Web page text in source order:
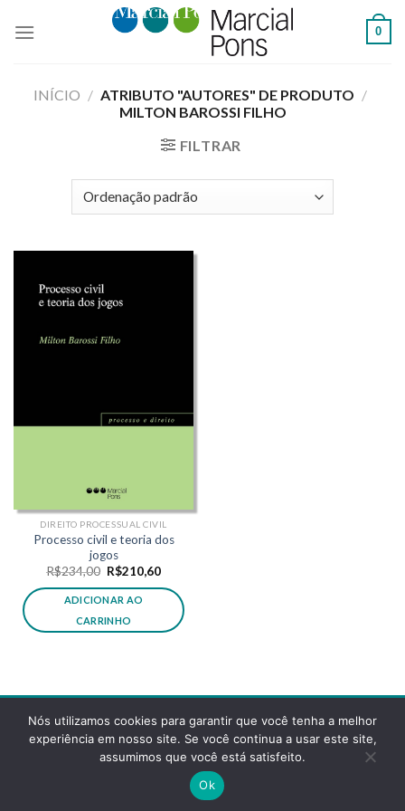
0
INÍCIO / ATRIBUTO "AUTORES" DE PRODUTO /
MILTON BAROSSI FILHO
FILTRAR
DIREITO PROCESSUAL CIVIL
Processo civil e teoria dos
jogos
R$234,00 O
original
era:
R$234,00.
R$210,60O
atual
R$210,60.
ADICIONAR AO
CARRINHO
POLÍTICA DE PRIVACIDADE FAQS
Desenvolvido pela reticências
Nós utilizamos cookies para garantir que você tenha a melhor
experiência em nosso site. Se você continua a usar este site,
assumimos que você está satisfeito.
Ok